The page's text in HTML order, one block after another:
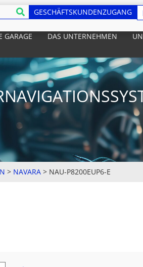
GESCHÄFTSKUNDENZUGANG
GARAGE DAS UNTERNEHMEN
> NAVARA > NAU-P8200EUP6-E